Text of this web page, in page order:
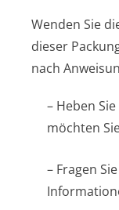
Wenden Sie
dieser
nach
– Heben
möchten
– Fragen